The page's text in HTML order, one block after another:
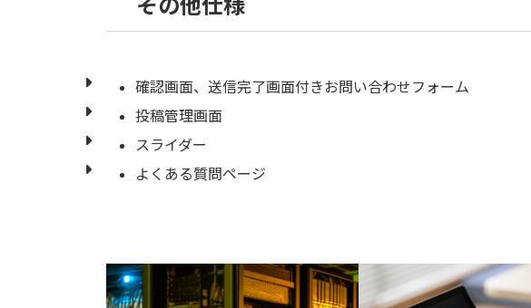
確認画面、送信完了画面付きお問い合わせフォーム
投稿管理画面
スライダー
よくある質問ページ